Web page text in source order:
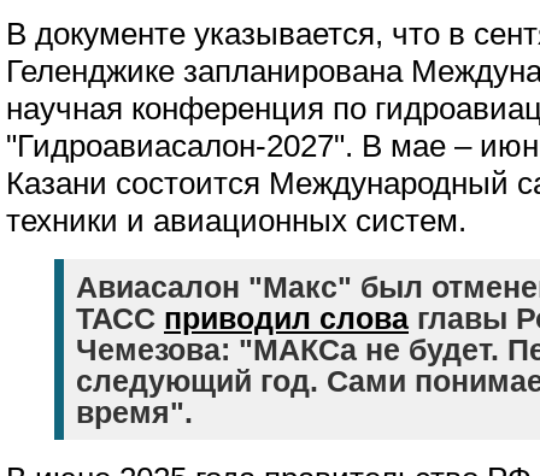
В документе указывается, что в
Геленджике запланирована
научная конференция по
"Гидроавиасалон-2027". В мае –
Казани состоится Международный
техники и авиационных систем.
Авиасалон "Макс" был
ТАСС приводил слова главы
Чемезова: "МАКСа не будет.
следующий год. Сами
время".